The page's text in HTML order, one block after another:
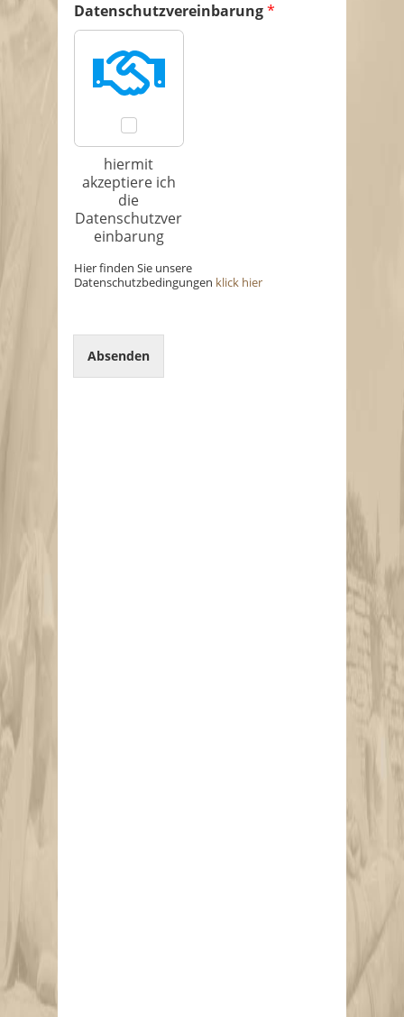
a
r
Datenschutzvereinbarung*
hiermit
akzeptiere ich
die
Datenschutzver
einbarung
Hier finden Sie unsere
Datenschutzbedingungen klick hier
Absenden